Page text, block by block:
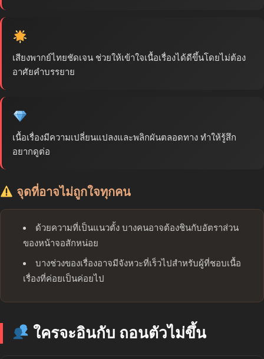
เสียงพากย์ไทยชัดเจน ช่วยให้เข้าใจเนื้อเรื่องได้ดีขึ้นโดยไม่ต้อง
อาศัยคำบรรยาย
เนื้อเรื่องมีความเปลี่ยนแปลงและพลิกผันตลอดทาง ทำให้รู้สึก
อยากดูต่อ
จุดที่อาจไม่ถูกใจทุกคน
ด้วยความที่เป็นแนวตั้ง บางคนอาจต้องชินกับอัตราส่วน
ของหน้าจอสักหน่อย
บางช่วงของเรื่องอาจมีจังหวะที่เร็วไปสำหรับผู้ที่ชอบเนื้อ
เรื่องที่ค่อยเป็นค่อยไป
ใครจะอินกับ ถอนตัวไม่ขึ้น